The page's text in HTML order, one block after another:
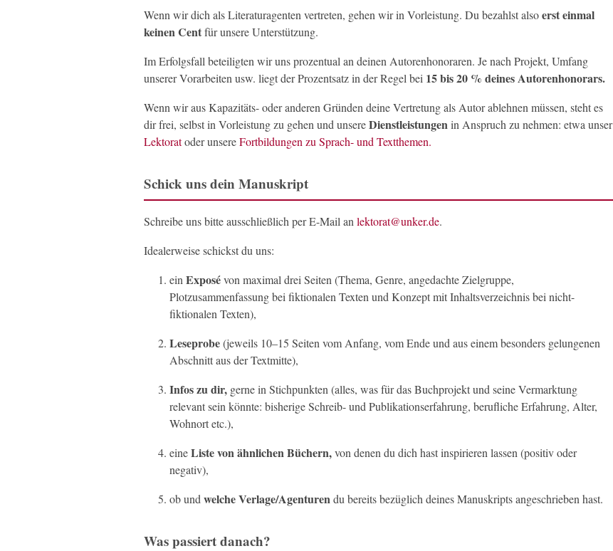
Wenn wir dich als Literaturagenten vertreten, gehen wir in Vorleistung. Du bezahlst alsoerst einmal
keinen Centfür unsere Unterstützung.
Im Erfolgsfall beteiligten wir uns prozentual an deinen Autorenhonoraren. Je nach Projekt, Umfang
unserer Vorarbeiten usw. liegt der Prozentsatz in der Regel bei 15 bis 20 % deines Autorenhonorars.
Wenn wir aus Kapazitäts- oder anderen Gründen deine Vertretung als Autor ablehnen müssen, steht es
dir frei, selbst in Vorleistung zu gehen und unsereDienstleistungenin Anspruch zu nehmen: etwa unser
Lektoratoder unsereFortbildungen zu Sprach- und Textthemen.
Schick uns dein Manuskript
Schreibe uns bitte ausschließlich per E-Mail an lektorat@unker.de.
Idealerweise schickst du uns:
ein Exposévon maximal drei Seiten (Thema, Genre, angedachte Zielgruppe,
Plotzusammenfassung bei fiktionalen Texten und Konzept mit Inhaltsverzeichnis bei nicht-
fiktionalen Texten),
Leseprobe(jeweils 10–15 Seiten vom Anfang, vom Ende und aus einem besonders gelungenen
Abschnitt aus der Textmitte),
Infos zu dir, gerne in Stichpunkten (alles, was für das Buchprojekt und seine Vermarktung
relevant sein könnte: bisherige Schreib- und Publikationserfahrung, berufliche Erfahrung, Alter,
Wohnort etc.),
eineListe von ähnlichen Büchern,von denen du dich hast inspirieren lassen (positiv oder
negativ),
ob und welche Verlage/Agenturendu bereits bezüglich deines Manuskripts angeschrieben hast.
Was passiert danach?